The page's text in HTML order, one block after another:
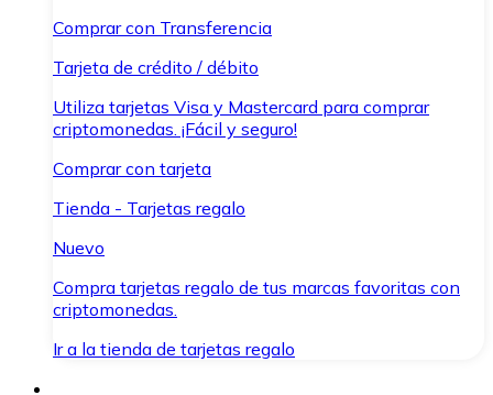
Comprar con Transferencia
Tarjeta de crédito / débito
Utiliza tarjetas Visa y Mastercard para comprar
criptomonedas. ¡Fácil y seguro!
Comprar con tarjeta
Tienda - Tarjetas regalo
Nuevo
Compra tarjetas regalo de tus marcas favoritas con
criptomonedas.
Ir a la tienda de tarjetas regalo